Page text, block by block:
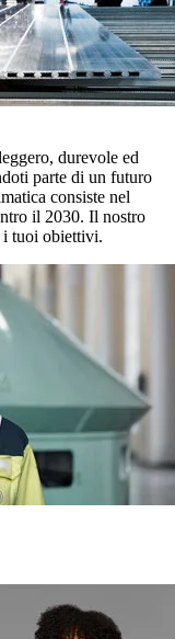
durevole ed
parte di un futuro
consiste nel
il 2030. Il nostro
i tuoi obiettivi.